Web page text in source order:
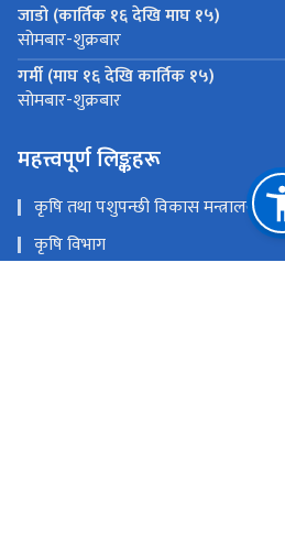
जाडो (कार्तिक १६ देखि माघ १५)
सोमबार-शुक्रबार
गर्मी (माघ १६ देखि कार्तिक १५)
सोमबार-शुक्रबार
महत्त्वपूर्ण लिङ्कहरू
कृषि तथा पशुपन्छी विकास मन्त्रालय
कृषि विभाग